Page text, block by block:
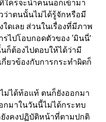
ใครจะนำคนนอกเข้ามา
ว่าตนนั้นไม่ได้รู้จักหรือมี
ใดเลย ส่วนในเรื่องที่มีภาพ
ไปโอบกอดตัวของ ‘มินนี่’
ก็ต้องไปตอบให้ได้ว่ามี
กี่ยวข้องกับการกระทำผิดก็
ม่ได้ท้อแท้ ตนก็ยังออกมา
กมาในวันนี้ไม่ได้กระทบ
งคงปฏิบัติหน้าที่ตามปกติ